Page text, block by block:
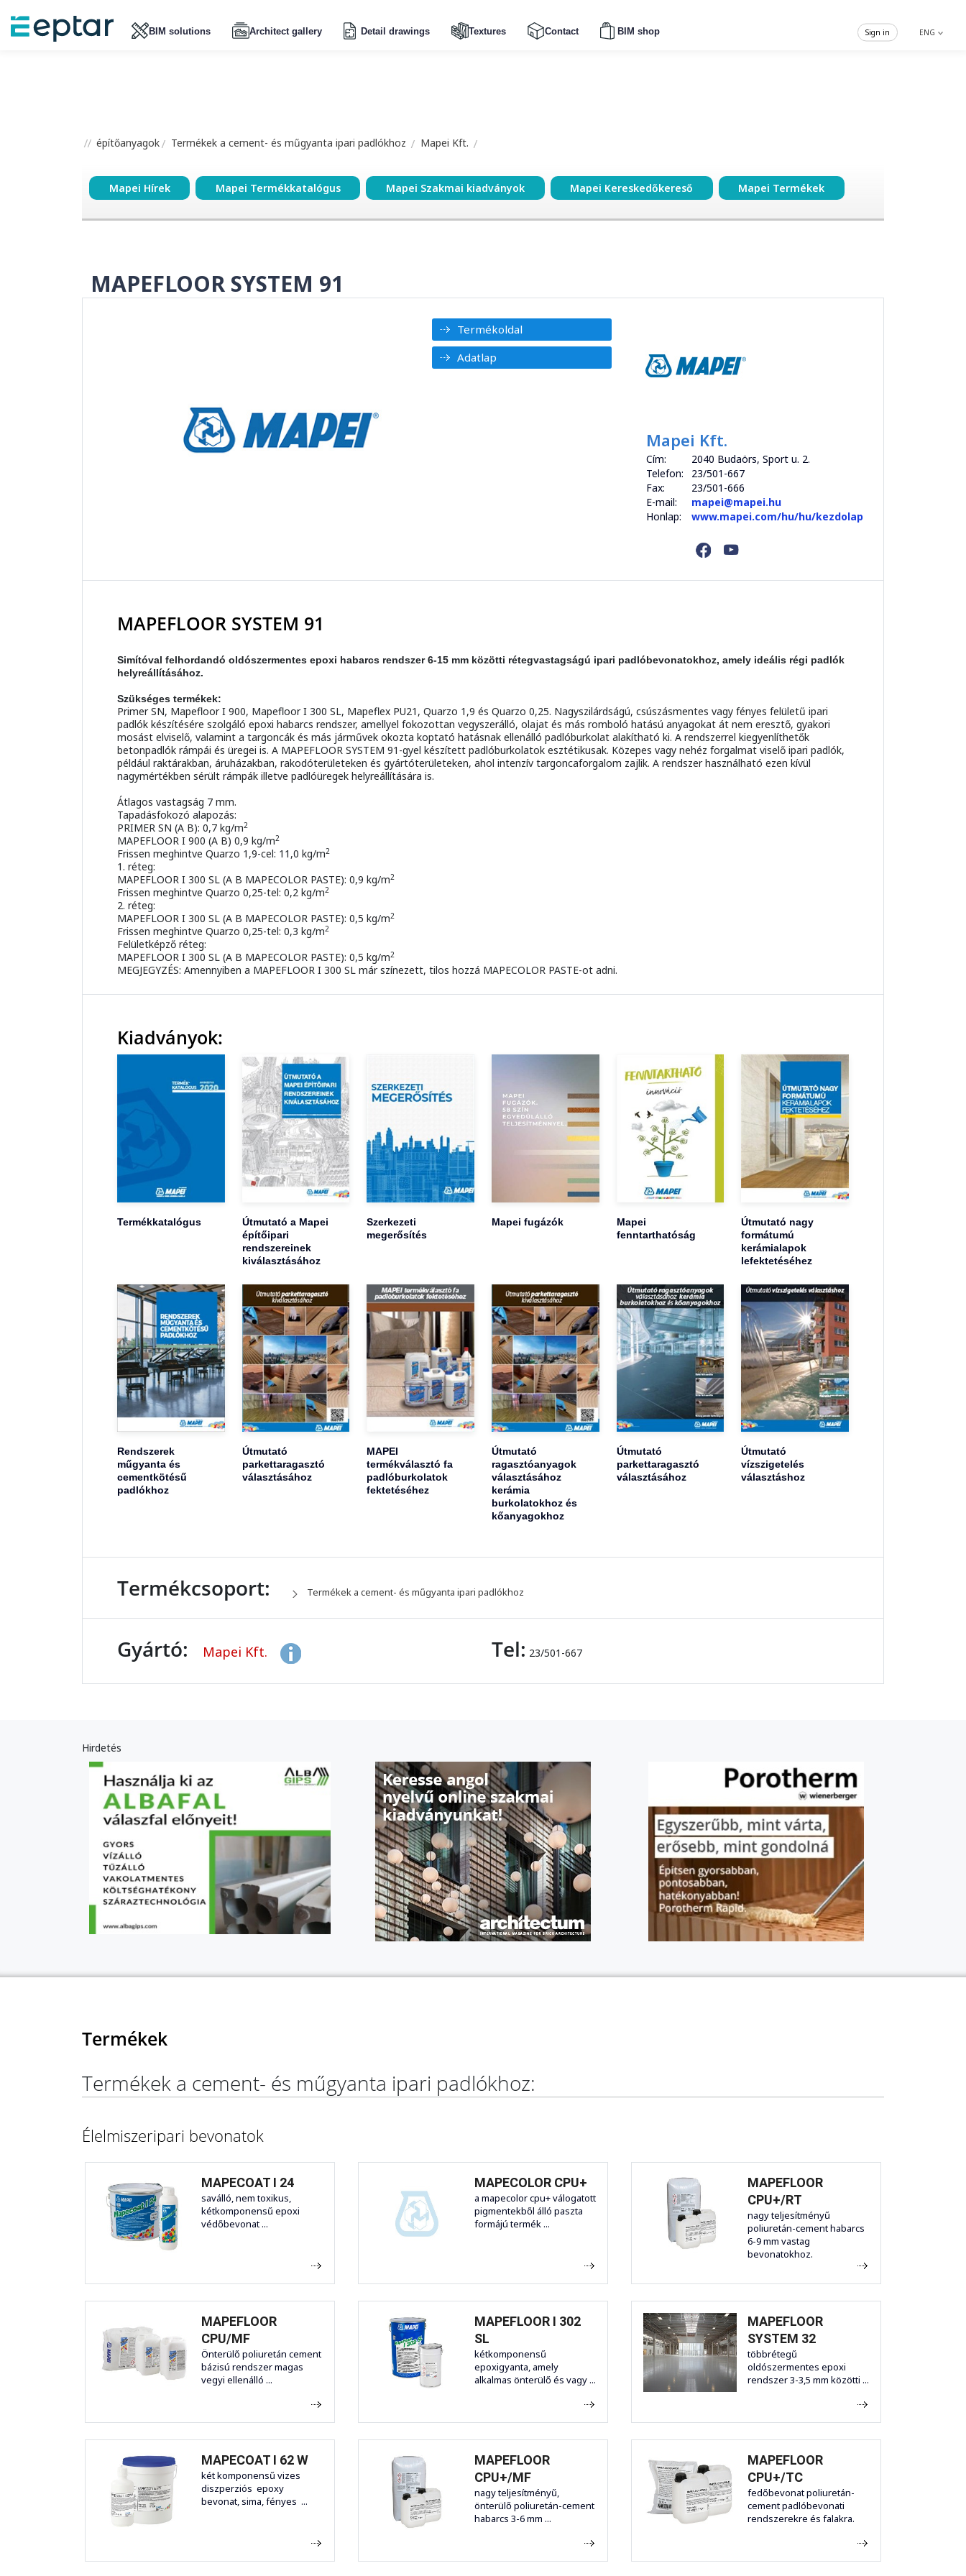
BIM solutions Architect gallery Detail drawings Textures Contact BIM shop ENG
Sign in
építőanyagok Termékek a cement- és műgyanta ipari padlókhoz Mapei Kft.
Mapei Hírek Mapei Termékkatalógus Mapei Szakmai kiadványok Mapei Kereskedőkereső Mapei Termékek
MAPEFLOOR SYSTEM 91
Termékoldal
Adatlap
Mapei Kft.
Cím:
2040 Budaörs, Sport u. 2.
Telefon:
23/501-667
Fax:
23/501-666
E-mail:
mapei@mapei.hu
Honlap:
www.mapei.com/hu/hu/kezdolap
MAPEFLOOR SYSTEM 91
Simítóval felhordandó oldószermentes epoxi habarcs rendszer 6-15 mm közötti rétegvastagságú ipari padlóbevonatokhoz, amely ideális régi padlók
helyreállításához.
Szükséges termékek:
Primer SN, Mapefloor I 900, Mapefloor I 300 SL, Mapeflex PU21, Quarzo 1,9 és Quarzo 0,25. Nagyszilárdságú, csúszásmentes vagy fényes felületű ipari
padlók készítésére szolgáló epoxi habarcs rendszer, amellyel fokozottan vegyszerálló, olajat és más romboló hatású anyagokat át nem eresztő, gyakori
mosást elviselő, valamint a targoncák és más járművek okozta koptató hatásnak ellenálló padlóburkolat alakítható ki. A rendszerrel kiegyenlíthetők
betonpadlók rámpái és üregei is. A MAPEFLOOR SYSTEM 91-gyel készített padlóburkolatok esztétikusak. Közepes vagy nehéz forgalmat viselő ipari padlók,
például raktárakban, áruházakban, rakodóterületeken és gyártóterületeken, ahol intenzív targoncaforgalom zajlik. A rendszer használható ezen kívül
nagymértékben sérült rámpák illetve padlóüregek helyreállítására is.
Átlagos vastagság 7 mm.
Tapadásfokozó alapozás:
PRIMER SN (A B): 0,7 kg/m2
MAPEFLOOR I 900 (A B) 0,9 kg/m2
Frissen meghintve Quarzo 1,9-cel: 11,0 kg/m2
1. réteg:
MAPEFLOOR I 300 SL (A B MAPECOLOR PASTE): 0,9 kg/m2
Frissen meghintve Quarzo 0,25-tel: 0,2 kg/m2
2. réteg:
MAPEFLOOR I 300 SL (A B MAPECOLOR PASTE): 0,5 kg/m2
Frissen meghintve Quarzo 0,25-tel: 0,3 kg/m2
Felületképző réteg:
MAPEFLOOR I 300 SL (A B MAPECOLOR PASTE): 0,5 kg/m2
MEGJEGYZÉS: Amennyiben a MAPEFLOOR I 300 SL már színezett, tilos hozzá MAPECOLOR PASTE-ot adni.
Kiadványok:
Termékkatalógus
Útmutató a Mapei
építőipari
rendszereinek
kiválasztásához
Szerkezeti
megerősítés
Mapei fugázók
Mapei
fenntarthatóság
Útmutató nagy
formátumú
kerámialapok
lefektetéséhez
Rendszerek
műgyanta és
cementkötésű
padlókhoz
Útmutató
parkettaragasztó
választásához
MAPEI
termékválasztó fa
padlóburkolatok
fektetéséhez
Útmutató
ragasztóanyagok
választásához
kerámia
burkolatokhoz és
kőanyagokhoz
Útmutató
parkettaragasztó
választásához
Útmutató
vízszigetelés
választáshoz
Termékcsoport: Termékek a cement- és műgyanta ipari padlókhoz
Gyártó: Mapei Kft. Tel: 23/501-667
Hirdetés
Termékek
Termékek a cement- és műgyanta ipari padlókhoz:
Élelmiszeripari bevonatok
MAPECOAT I 24
saválló, nem toxikus,
kétkomponensű epoxi
védőbevonat ...
MAPECOLOR CPU+
a mapecolor cpu+ válogatott
pigmentekből álló paszta
formájú termék ...
MAPEFLOOR
CPU+/RT
nagy teljesítményű
poliuretán-cement habarcs
6-9 mm vastag
bevonatokhoz.
MAPEFLOOR
CPU/MF
Önterülő poliuretán cement
bázisú rendszer magas
vegyi ellenálló ...
MAPEFLOOR I 302
SL
kétkomponensű
epoxigyanta, amely
alkalmas önterülő és vagy ...
MAPEFLOOR
SYSTEM 32
többrétegű
oldószermentes epoxi
rendszer 3-3,5 mm közötti ...
MAPECOAT I 62 W
két komponensű vizes
diszperziós epoxy
bevonat, sima, fényes ...
MAPEFLOOR
CPU+/MF
nagy teljesítményű,
önterülő poliuretán-cement
habarcs 3-6 mm ...
MAPEFLOOR
CPU+/TC
fedőbevonat poliuretán-
cement padlóbevonati
rendszerekre és falakra.